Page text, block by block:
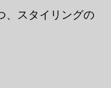
、スタイリングの